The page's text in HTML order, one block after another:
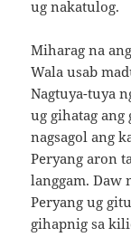
ug nakatulog.
Miharag na
Wala usab
Nagtuya-tuya
ug gihatag ang
nagsagol ang
Peryang aron
langgam. Daw
Peryang ug
gihapnig sa